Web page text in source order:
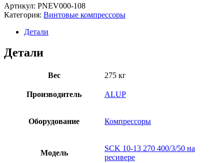
Артикул: PNEV000-108
Категория: Винтовые компрессоры
Детали
Детали
Вес 275 кг
Производитель ALUP
Оборудование Компрессоры
Модель
SCK 10-13 270 400/3/50 на
ресивере